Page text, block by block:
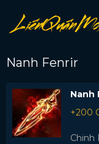
qua
nội
Nanh Fenrir
Nanh
+200
Chinh